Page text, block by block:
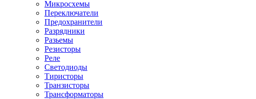
Микросхемы
Переключатели
Предохранители
Разрядники
Разьемы
Резисторы
Реле
Светодиоды
Тиристоры
Транзисторы
Трансформаторы